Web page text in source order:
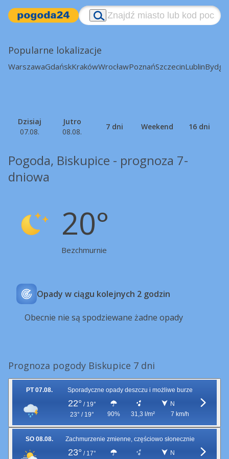
Popularne lokalizacje
WarszawaGdańskKrakówWrocławPoznańSzczecinLublin
Dzisiaj
07.08.
Jutro
08.08.
7 dni Weekend 16 dni
Pogoda, Biskupice - prognoza 7-
dniowa
20°
Bezchmurnie
Opady w ciągu kolejnych 2 godzin
Obecnie nie są spodziewane żadne opady
Prognoza pogody Biskupice 7 dni
PT 07.08. Sporadyczne opady deszczu i możliwe burze
22° / 19°
23° / 19°
90% 31,3 l/m²
N
7 km/h
SO 08.08. Zachmurzenie zmienne, częściowo słonecznie
23° / 17°
N